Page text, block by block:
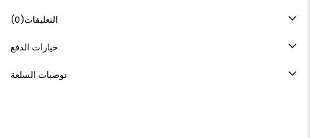
التعليقات(0)
خيارات الدفع
توصيات السلعة